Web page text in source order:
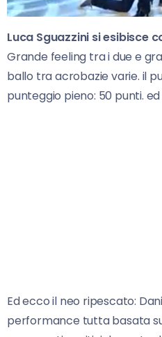
Luca Sguazzini si esibisce
Grande feeling tra i due e
ballo tra acrobazie varie. il
punteggio pieno: 50 punti.
Ed ecco il neo ripescato:
performance tutta basata